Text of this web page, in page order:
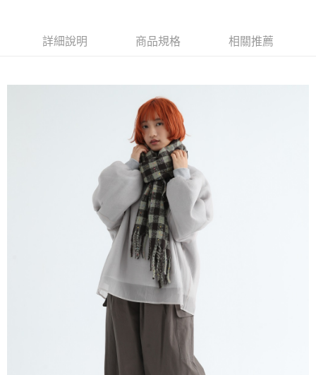
相關說明
２．便利：只要手機號碼，簡訊認證，即可結帳。
３．安心：先確認商品／服務後，再付款。
【「AFTEE先享後付」結帳流程】
１．於結帳方式選擇「AFTEE先享後付」後，將跳轉至「AFTEE先享後付」
結帳頁面，進行簡訊認證並確認金額後，即可完成結帳。
２．訂單成立數日內，您將收到繳費通知簡訊。
３．收到繳費通知簡訊後14天內，點擊此簡訊中的連結，可透過四大超商／
ATM／網路銀行／等多元方式進行付款，方視為交易完成。
※ 請注意：結帳手續完成當下不需立刻繳費，但若您需要取消訂單，請聯絡
購買商品的店家。未經商家同意取消之訂單仍視為有效，需透過AFTEE先享
※ 交易是否成功請以「AFTEE先享後付 」之結帳頁面顯示為準，若有關於
是否繳費成功／繳費後需取消欲退款等相關疑問，請聯繫「AFTEE先享後付
https://netprotections.freshdesk.com/support/home
１．透過由恩沛科技股份有限公司提供之「AFTEE先享後付」服務完成之交
易，需依本服務之必要範圍內提供個人資料，並將交易相關給付款項請求債
權轉讓予恩沛科技股份有限公司。
２．關於個人資料處理事宜，請瀏覽以下網址：
https://aftee.tw/terms/#terms3
每筆NT$80，滿NT$1,200(含以上)免運費
每筆NT$80，滿NT$1,200(含以上)免運費
每筆NT$80，滿NT$1,200(含以上)免運費
詳細說明 商品規格 相關推薦